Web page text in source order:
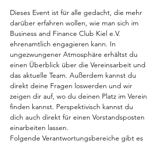
Dieses Event ist für alle gedacht, die mehr
darüber erfahren wollen, wie man sich im
Business and Finance Club Kiel e.V.
ehrenamtlich engagieren kann. In
ungezwungener Atmosphäre erhältst du
einen Überblick über die Vereinsarbeit und
das aktuelle Team. Außerdem kannst du
direkt deine Fragen loswerden und wir
zeigen dir auf, wo du deinen Platz im Verein
finden kannst. Perspektivisch kannst du
dich auch direkt für einen Vorstandsposten
einarbeiten lassen.
Folgende Verantwortungsbereiche gibt es